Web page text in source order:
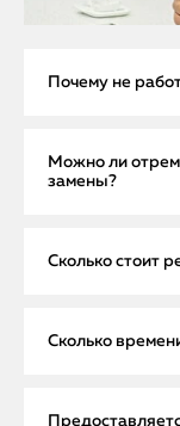
Почему не
падения, сбой
ошибка. Без
Можно ли
замены?
контактом
Сколько стоит
Стоимость
— от 7 500 ₽,
Сколько
Если требуется